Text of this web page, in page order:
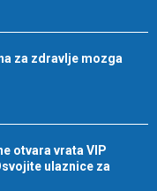
za zdravlje mozga
otvara vrata VIP
ulaznice za